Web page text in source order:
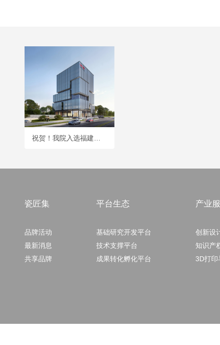
祝贺！我院入选福建省18个省级人工智能典型应用场景
瓷匠集
品牌活动
最新消息
共享品牌
平台生态
基础研究开发平台
技术支撑平台
成果转化孵化平台
产业
创新设
知识产
3D打印